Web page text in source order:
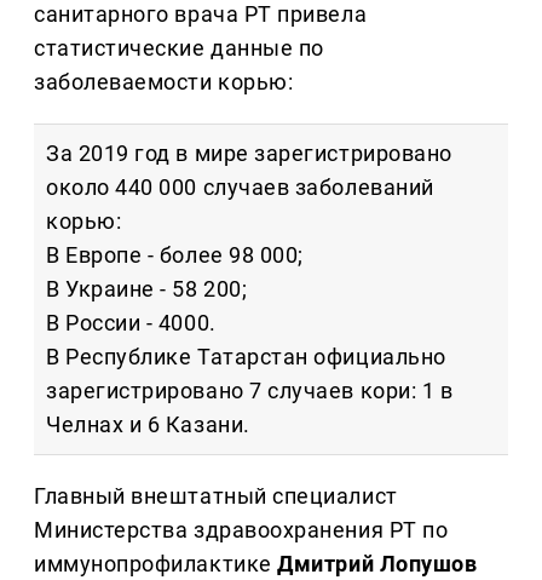
санитарного врача РТ привела
статистические данные по
заболеваемости корью:
За 2019 год в мире зарегистрировано
около 440 000 случаев заболеваний
корью:
В Европе - более 98 000;
В Украине - 58 200;
В России - 4000.
В Республике Татарстан официально
зарегистрировано 7 случаев кори: 1 в
Челнах и 6 Казани.
Главный внештатный специалист
Министерства здравоохранения РТ по
иммунопрофилактике Дмитрий Лопушов